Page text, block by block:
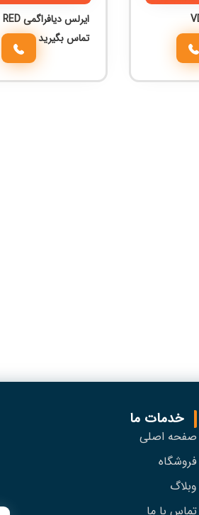
ایرلس دیافراگمی CY998 RED
تماس بگیرید
خدمات ما
صفحه اصلی
فروشگاه
وبلاگ
تماس با ما